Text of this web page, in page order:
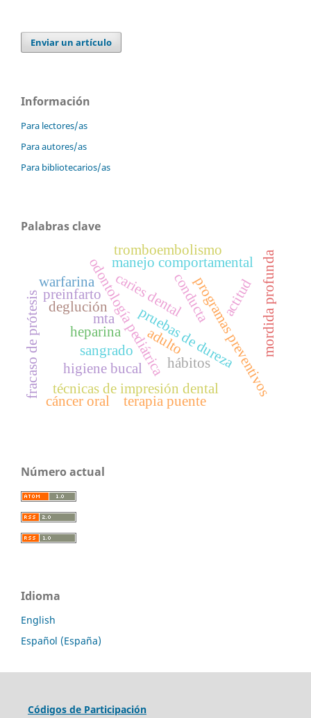
Enviar un artículo
Información
Para lectores/as
Para autores/as
Para bibliotecarios/as
Palabras clave
odontología pediátrica
manejo comportamental
higiene bucal programas preventivos
técnicas de impresión dental
caries dental
pruebas de dureza
warfarina
heparina
sangrado
terapia puente
preinfarto
tromboembolismo
actitud
conducta
hábitos
cáncer oral
mordida profunda
mta
deglución
adulto
fracaso de prótesis
Número actual
Idioma
English
Español (España)
Códigos de Participación